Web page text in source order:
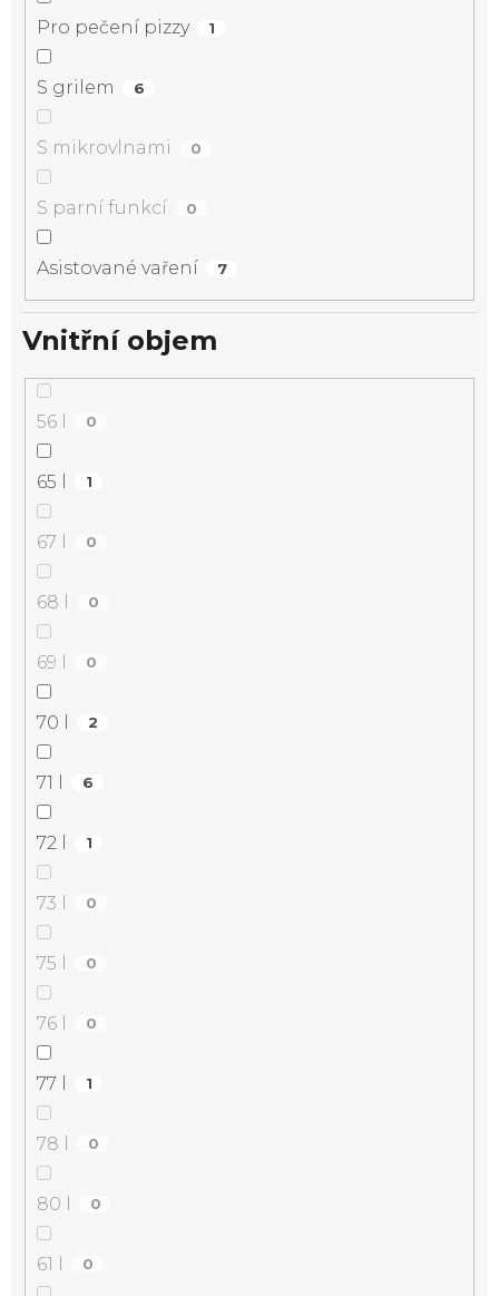
Pro pečení pizzy 1
S grilem 6
S mikrovlnami 0
S parní funkcí 0
Asistované vaření 7
Vnitřní objem
56 l 0
65 l 1
67 l 0
68 l 0
69 l 0
70 l 2
71 l 6
72 l 1
73 l 0
75 l 0
76 l 0
77 l 1
78 l 0
80 l 0
61 l 0